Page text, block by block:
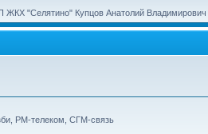
ЖКХ "Селятино" Купцов Анатолий Владимирович
РМ-телеком, СГМ-связь